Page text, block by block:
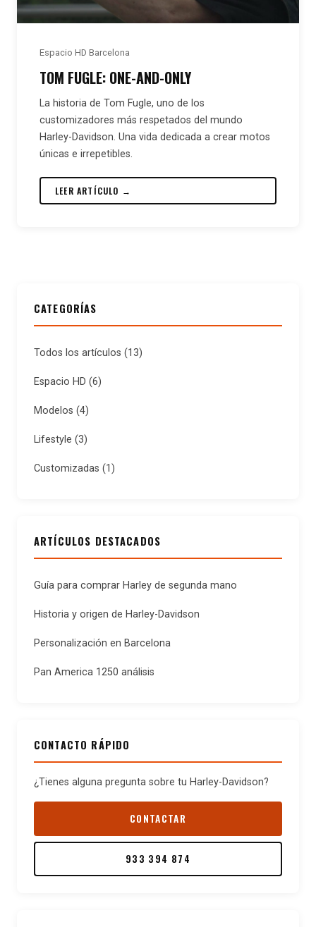
Espacio HD Barcelona
TOM FUGLE: ONE-AND-ONLY
La historia de Tom Fugle, uno de los
customizadores más respetados del mundo
Harley-Davidson. Una vida dedicada a crear motos
únicas e irrepetibles.
LEER ARTÍCULO →
CATEGORÍAS
Todos los artículos (13)
Espacio HD (6)
Modelos (4)
Lifestyle (3)
Customizadas (1)
ARTÍCULOS DESTACADOS
Guía para comprar Harley de segunda mano
Historia y origen de Harley-Davidson
Personalización en Barcelona
Pan America 1250 análisis
CONTACTO RÁPIDO
¿Tienes alguna pregunta sobre tu Harley-Davidson?
CONTACTAR
933 394 874